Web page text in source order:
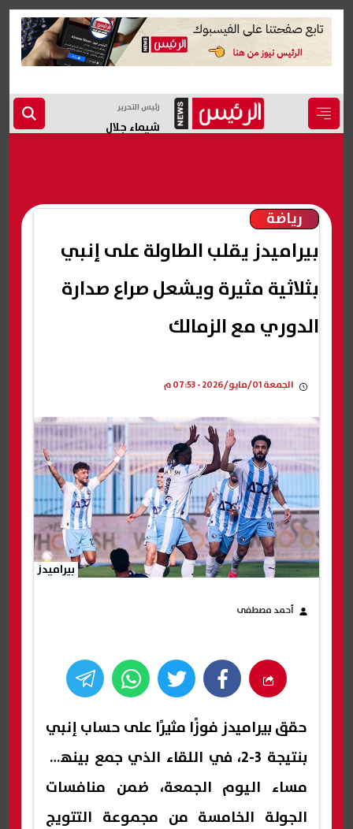
رئيس التحرير
شيماء جلال
رياضة
بيراميدز يقلب الطاولة على إنبي
بثلاثية مثيرة ويشعل صراع صدارة
الدوري مع الزمالك
الجمعة 01/مايو/2026 - 07:53 م
بيراميدز
أحمد مصطفى
حقق بيراميدز فوزًا مثيرًا على حساب إنبي
بنتيجة 3-2، في اللقاء الذي جمع بينهما
مساء اليوم الجمعة، ضمن منافسات
الجولة الخامسة من مجموعة التتويج